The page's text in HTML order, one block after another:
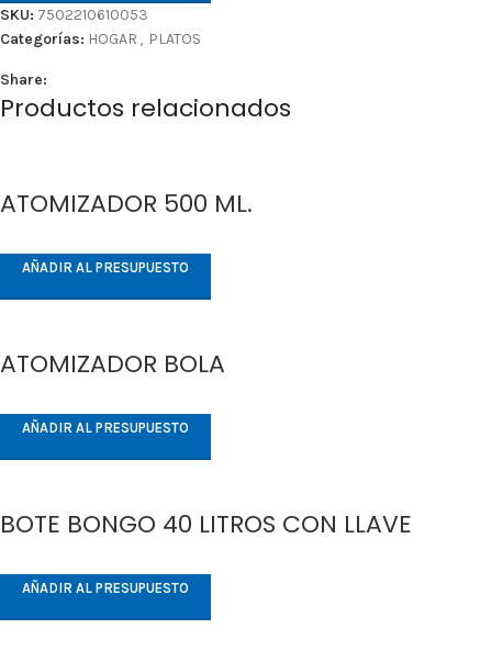
SKU: 7502210610053
Categorías: HOGAR , PLATOS
Share:
Productos relacionados
ATOMIZADOR 500 ML.
AÑADIR AL PRESUPUESTO
ATOMIZADOR BOLA
AÑADIR AL PRESUPUESTO
BOTE BONGO 40 LITROS CON LLAVE
AÑADIR AL PRESUPUESTO